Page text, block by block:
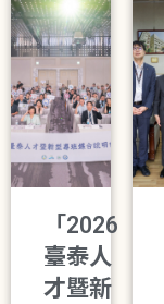
「2026
臺泰人
才暨新